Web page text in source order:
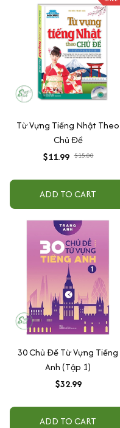
Từ Vựng Tiếng Nhật Theo
Chủ Đề
$11.99 $15.00
ADD TO CART
30 Chủ Đề Từ Vựng Tiếng
Anh (Tập 1)
$32.99
ADD TO CART